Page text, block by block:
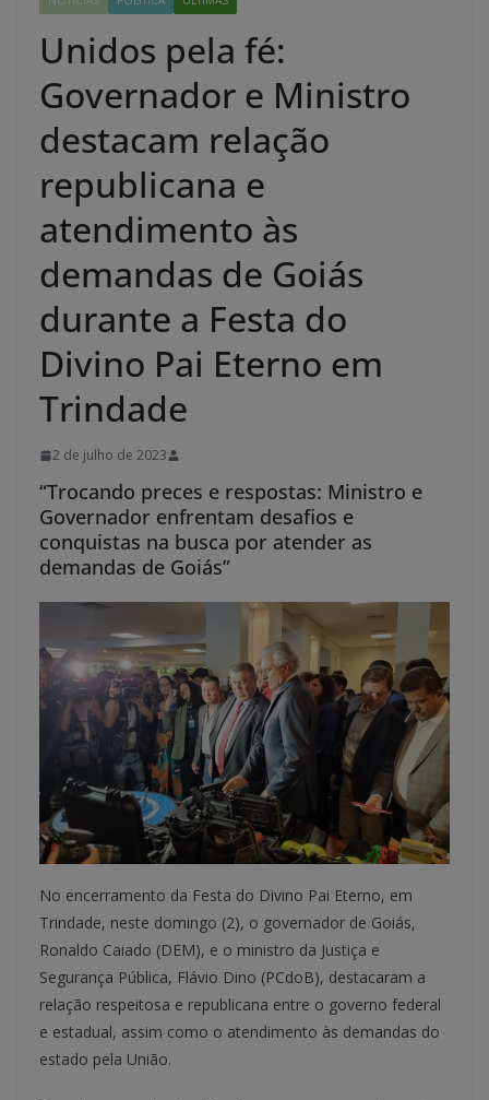
Unidos pela fé:
Governador e Ministro
destacam relação
republicana e
atendimento às
demandas de Goiás
durante a Festa do
Divino Pai Eterno em
Trindade
2 de julho de 2023
“Trocando preces e respostas: Ministro e
Governador enfrentam desafios e
conquistas na busca por atender as
demandas de Goiás”
No encerramento da Festa do Divino Pai Eterno, em
Trindade, neste domingo (2), o governador de Goiás,
Ronaldo Caiado (DEM), e o ministro da Justiça e
Segurança Pública, Flávio Dino (PCdoB), destacaram a
relação respeitosa e republicana entre o governo federal
e estadual, assim como o atendimento às demandas do
estado pela União.